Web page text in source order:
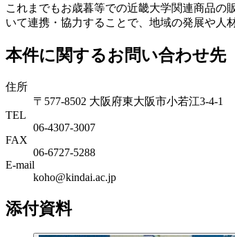
これまでもお歳暮等での近畿大学関連商品の
いて連携・協力することで、地域の発展や人
本件に関するお問い合わせ先
住所
〒577-8502 大阪府東大阪市小若江3-4-1
TEL
06‐4307‐3007
FAX
06‐6727‐5288
E-mail
koho@kindai.ac.jp
添付資料